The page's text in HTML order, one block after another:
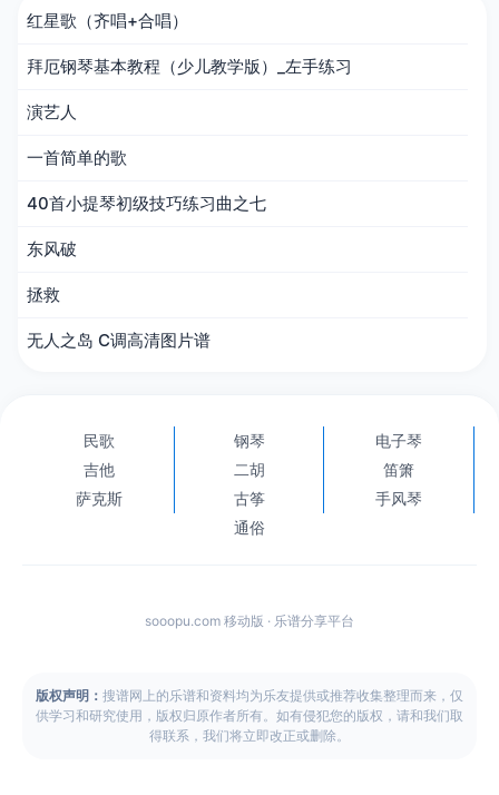
红星歌（齐唱+合唱）
拜厄钢琴基本教程（少儿教学版）_左手练习
演艺人
一首简单的歌
40首小提琴初级技巧练习曲之七
东风破
拯救
无人之岛 C调高清图片谱
民歌 钢琴
电子琴
吉他
二胡
笛箫
萨克斯
古筝
手风琴
通俗
sooopu.com 移动版 · 乐谱分享平台
版权声明： 搜谱网上的乐谱和资料均为乐友提供或推荐收集整理而来，仅
供学习和研究使用，版权归原作者所有。如有侵犯您的版权，请和我们取
得联系，我们将立即改正或删除。